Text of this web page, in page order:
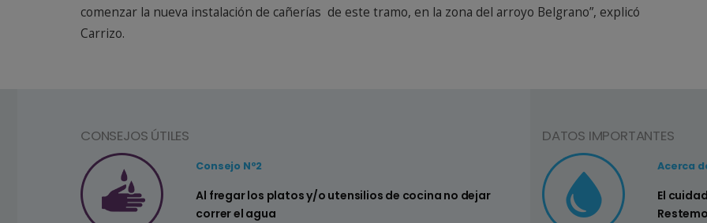
comenzar la nueva instalación de cañerías de este tramo, en la zona del arroyo Belgrano”, explicó
Carrizo.
CONSEJOS ÚTILES
Consejo Nº2
Al fregar los platos y/o utensilios de cocina no dejar
correr el agua
Consejo Nº3
Controlar
su hogar
DATOS IMPORTANTES
Acerca
El